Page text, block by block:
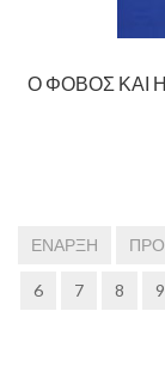
Ο ΦΌΒΟΣ ΚΑΙ
ΈΝΑΡΞΗ
6 7 8 9